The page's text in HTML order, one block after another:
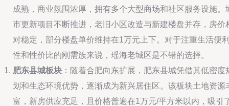
成熟，商业氛围浓厚，拥有多个大型商场和社区服务设施。
市更新项目不断推进，老旧小区改造与新建楼盘并存，房价
对稳定，部分楼盘单价维持在1万元上下。对于注重生活便
性和性价比的刚需族来说，瑶海老城区是不错的选择。
肥东县城板块 ：随着合肥向东扩展，肥东县城凭借其低密度
划和生态环境优势，逐渐成为新兴居住区。该板块土地资源
富，新房供应充足，且价格普遍在1万元/平方米以内，吸引